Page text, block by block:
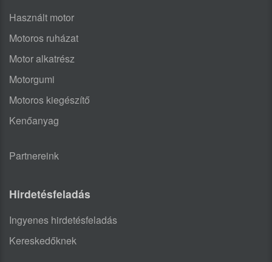
Használt motor
Motoros ruházat
Motor alkatrész
Motorgumi
Motoros kiegészítő
Kenőanyag
Partnereink
Hirdetésfeladás
Ingyenes hirdetésfeladás
Kereskedőknek